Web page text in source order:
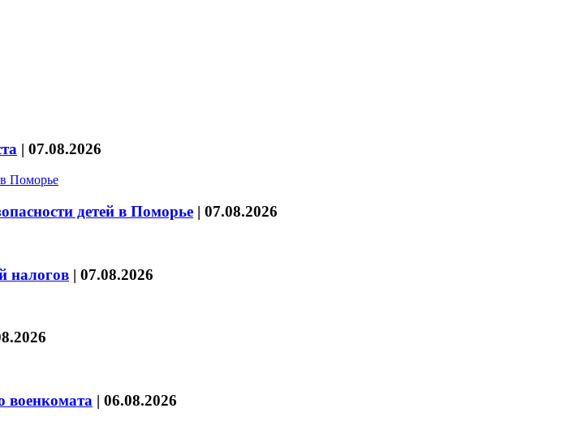
| 07.08.2026
детей в Поморье | 07.08.2026
налогов | 07.08.2026
военкомата | 06.08.2026